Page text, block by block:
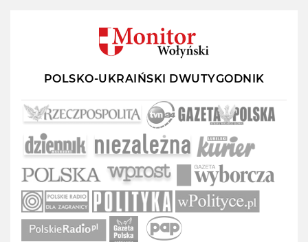
POLSKO-UKRAIŃSKI DWUTYGODNIK